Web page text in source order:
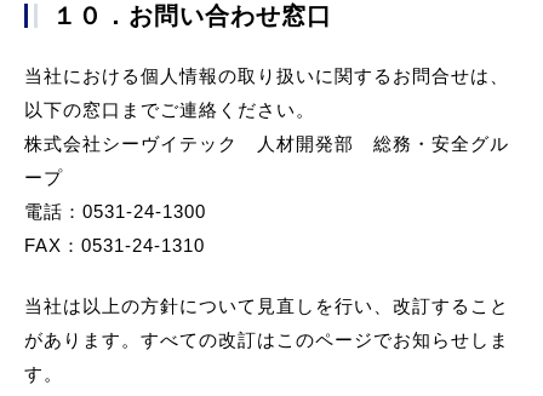
１０．お問い合わせ窓口
当社における個人情報の取り扱いに関するお問合せは、
以下の窓口までご連絡ください。
株式会社シーヴイテック 人材開発部 総務・安全グル
ープ
電話：0531-24-1300
FAX：0531-24-1310
当社は以上の方針について見直しを行い、改訂すること
があります。すべての改訂はこのページでお知らせしま
す。